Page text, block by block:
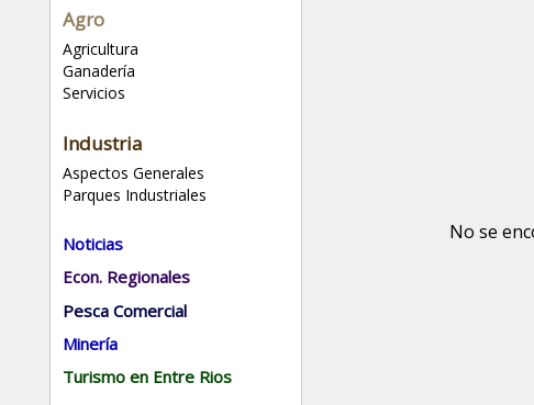
Agro
Agricultura
Ganadería
Servicios
Industria
Aspectos Generales
Parques Industriales
Noticias
Econ. Regionales
Pesca Comercial
Minería
Turismo en Entre Rios
No se